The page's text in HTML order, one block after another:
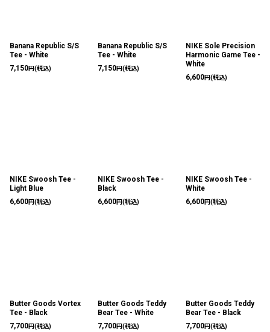
Banana Republic S/S
Tee - White
7,150円(税込)
Banana Republic S/S
Tee - White
7,150円(税込)
NIKE Sole Precision
Harmonic Game Tee -
White
6,600円(税込)
NIKE Swoosh Tee -
Light Blue
6,600円(税込)
NIKE Swoosh Tee -
Black
6,600円(税込)
NIKE Swoosh Tee -
White
6,600円(税込)
Butter Goods Vortex
Tee - Black
7,700円(税込)
Butter Goods Teddy
Bear Tee - White
7,700円(税込)
Butter Goods Teddy
Bear Tee - Black
7,700円(税込)